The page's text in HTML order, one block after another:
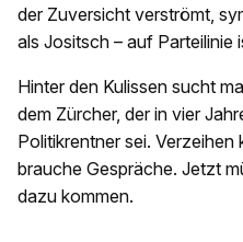
der Zuversicht verströmt,
als Jositsch – auf Parteilinie
Hinter den Kulissen sucht
dem Zürcher, der in vier
Politikrentner sei. Verzeihen
brauche Gespräche. Jetzt
dazu kommen.